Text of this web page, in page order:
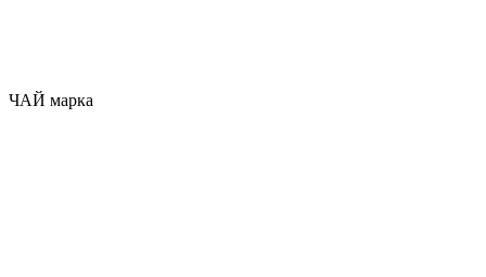
ЧАЙ марка